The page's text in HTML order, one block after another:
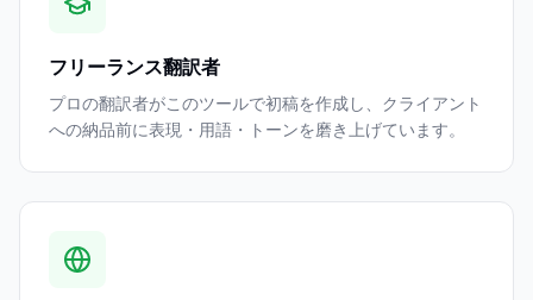
フリーランス翻訳者
プロの翻訳者がこのツールで初稿を作成し、クライアント
への納品前に表現・用語・トーンを磨き上げています。